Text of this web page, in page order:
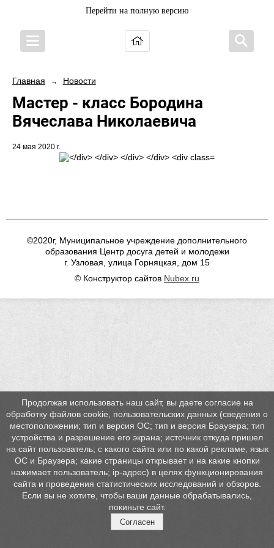
Перейти на полную версию
Главная → Новости
Мастер - класс Бородина
Вячеслава Николаевича
24 мая 2020 г.
©2020г, Муниципальное учреждение дополнительного
образования Центр досуга детей и молодежи
г. Узловая, улица Горняцкая, дом 15
© Конструктор сайтов Nubex.ru
Продолжая использовать наш сайт, вы даете согласие на
обработку файлов cookie, пользовательских данных (сведения о
местоположении; тип и версия ОС; тип и версия Браузера; тип
устройства и разрешение его экрана; источник откуда пришел
на сайт пользователь; с какого сайта или по какой рекламе; язык
ОС и Браузера; какие страницы открывает и на какие кнопки
нажимает пользователь; ip-адрес) в целях функционирования
сайта и проведения статистических исследований и обзоров.
Если вы не хотите, чтобы ваши данные обрабатывались,
покиньте сайт.
Согласен